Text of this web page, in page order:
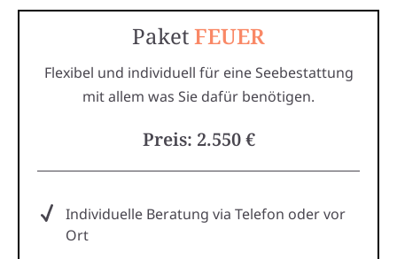
PaketFEUER
Flexibel und individuell für eine Seebestattung
mit allem was Sie dafür benötigen.
Preis: 2.550 €
Individuelle Beratung via Telefon oder vor
Ort